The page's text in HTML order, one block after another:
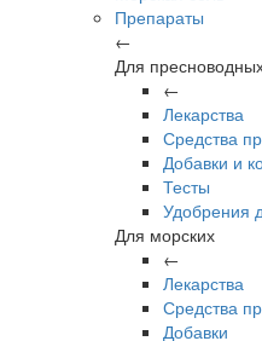
Препараты
←
Для
←
Лекарства
Средства
Добавки и
Тесты
Удобрения
Для морских
←
Лекарства
Средства
Добавки